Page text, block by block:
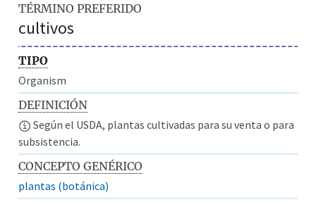
TÉRMINO PREFERIDO
cultivos
TIPO
Organism
DEFINICIÓN
Según el USDA, plantas cultivadas para su venta o para
subsistencia.
CONCEPTO GENÉRICO
plantas (botánica)